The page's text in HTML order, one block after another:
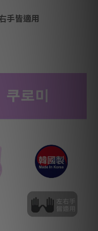
手皆適用